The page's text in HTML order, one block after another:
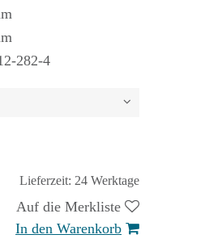
282-4
Lieferzeit: 24 Werktage
Auf die Merkliste
In den Warenkorb